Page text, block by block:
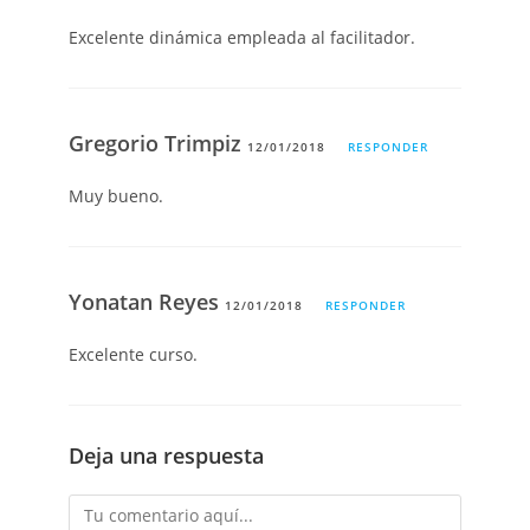
Excelente dinámica empleada al facilitador.
Gregorio Trimpiz 12/01/2018 RESPONDER
Muy bueno.
Yonatan Reyes 12/01/2018 RESPONDER
Excelente curso.
Deja una respuesta